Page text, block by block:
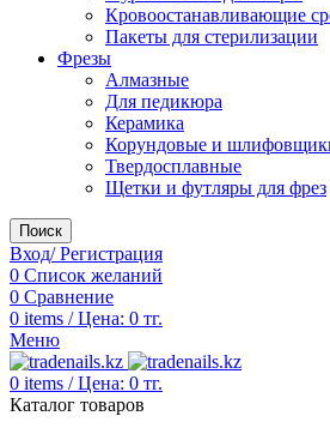
Кровоостанавливающие
Пакеты для стерилизации
Фрезы
Алмазные
Для педикюра
Керамика
Корундовые и
Твердосплавные
Щетки и футляры для фрез
Поиск
Вход/ Регистрация
0 Список желаний
0 Сравнение
0 items / Цена: 0 тг.
Меню
0 items / Цена: 0 тг.
Каталог товаров